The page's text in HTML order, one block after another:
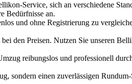
Service, sich an verschiedene
Bedürfnisse an.
und ohne Registrierung zu
den Preisen. Nutzen Sie unseren
reibungslos und professionell
sondern einen zuverlässigen